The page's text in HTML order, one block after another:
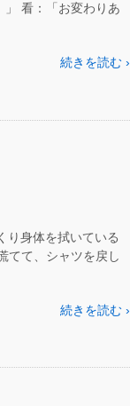
」 看：「お変わりあ
続きを読む ›
り身体を拭いている
てて、シャツを戻し
続きを読む ›